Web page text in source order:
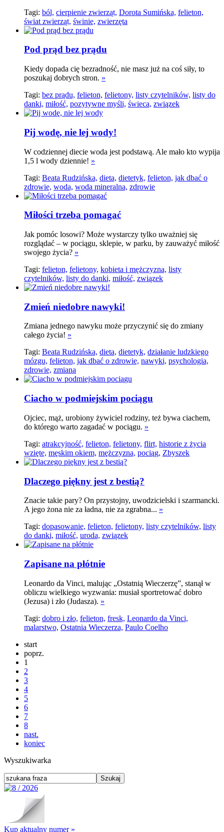
Tagi: ból, cierpienie zwierząt, Dorota Sumińska, felieton,
świat zwierząt, świnie, zwierzęta
Pod prąd bez prądu
Kiedy dopada cię bezradność, nie masz już na coś siły, to
poszukaj dobrych stron. »
Tagi: bez prądu, felieton, felietony, listy czytelników, listy do
danki, miłość, pozytywne myśli, świeca, związek
Pij wodę, nie lej wody!
W codziennej diecie woda jest podstawą. Ale mało kto wypija
1,5 l wody dziennie! »
Tagi: Beata Rudzińska, dieta, dietetyk, felieton, jak dbać o
zdrowie, woda, woda mineralna, zdrowie
Miłości trzeba pomagać
Jak pomóc losowi? Może wystarczy tylko uważniej się
rozglądać – w pociągu, sklepie, w parku, by zauważyć miłość
swojego życia? »
Tagi: felieton, felietony, kobieta i mężczyzna, listy
czytelników, listy do danki, miłość, związek
Zmień niedobre nawyki!
Zmiana jednego nawyku może przyczynić się do zmiany
całego życia! »
Tagi: Beata Rudzińska, dieta, dietetyk, działanie ludzkiego
mózgu, felieton, jak dbać o zdrowie, nawyki, psychologia,
zdrowie, zmiana
Ciacho w podmiejskim pociągu
Ojciec, mąż, urobiony żywiciel rodziny, też bywa ciachem,
do którego warto zagadać w pociągu. »
Tagi: atrakcyjność, felieton, felietony, flirt, historie z życia
wzięte, męskim okiem, mężczyzna, pociąg, Zbyszek
Dlaczego piękny jest z bestią?
Znacie takie pary? On przystojny, uwodzicielski i szarmancki.
A jego żona nie za ładna, nie za zgrabna... »
Tagi: dopasowanie, felieton, felietony, listy czytelników, listy
do danki, miłość, uroda, związek
Zapisane na płótnie
Leonardo da Vinci, malując „Ostatnią Wieczerzę”, stanął w
obliczu wielkiego wyzwania: musiał sportretować dobro
(Jezusa) i zło (Judasza). »
Tagi: dobro i zło, felieton, fresk, Leonardo da Vinci,
malarstwo, Ostatnia Wieczerza, Paulo Coelho
start
poprz.
1
2
3
4
5
6
7
8
nast.
koniec
Wyszukiwarka
Kup aktualny numer »